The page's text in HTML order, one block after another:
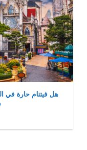
هل فيتنام حارة في